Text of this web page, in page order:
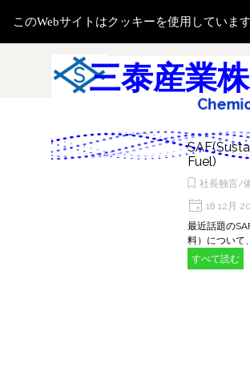
このWebサイトはクッキーを使用していま
三泰産業
メニューをスキップ
検索
Chemic
Fuel)
社長独言/
18 12月
最近話題の
料）について
すべて読む